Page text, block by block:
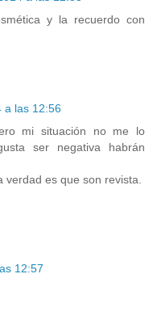
y la recuerdo con
a las 12:56
mi situación no me lo
ser negativa habrán
es que son revista.
12:57